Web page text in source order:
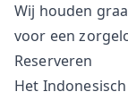
Wij houden
voor een
Reserveren
Het